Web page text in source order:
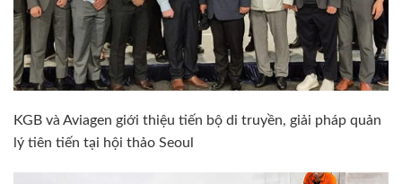
KGB và Aviagen giới thiệu tiến bộ di truyền, giải pháp quản
lý tiên tiến tại hội thảo Seoul